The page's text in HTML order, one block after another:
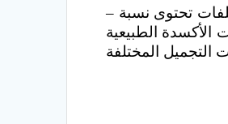
– أجريت دراسة للاستفادة من مخلفات تصنيع عصير الحرنكش و المتمثلة في البذور والقشرة و اتضح من النتائج إن هذه المخلفات تحتوى نسبة
الأكسدة الطبيعية